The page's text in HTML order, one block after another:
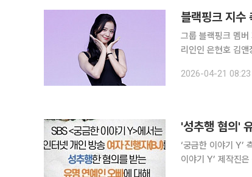
블랙핑크 지수
그룹 블랙핑크 멤버 지수 측
리인인 은현호 김
명예를 훼손하는 행
2026-04-21 08:23
'성추행 혐의'
‘궁금한 이야기 Y’ 측
이야기 Y’ 제작진